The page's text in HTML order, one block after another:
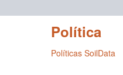
Política
Políticas SoilData